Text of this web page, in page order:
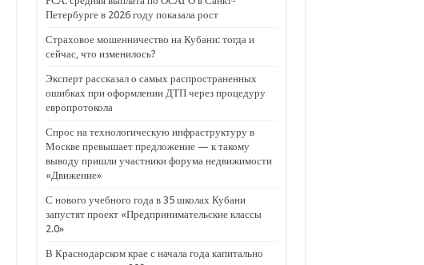
Петербурге в 2026 году показала рост
Страховое мошенничество на Кубани: тогда и
сейчас, что изменилось?
Эксперт рассказал о самых распространенных
ошибках при оформлении ДТП через процедуру
европротокола
Спрос на технологическую инфраструктуру в
Москве превышает предложение — к такому
выводу пришли участники форума недвижимости
«Движение»
С нового учебного года в 35 школах Кубани
запустят проект «Предпринимательские классы
2.0»
В Краснодарском крае с начала года капитально